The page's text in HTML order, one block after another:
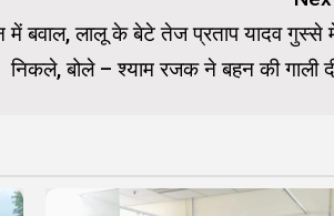
बवाल, लालू के बेटे तेज प्रताप यादव गुस्से
निकले, बोले – श्याम रजक ने बहन की गाली